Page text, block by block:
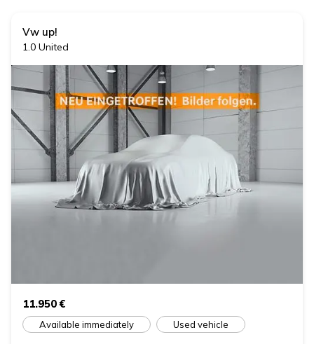
Vw up!
1.0 United
11.950 €
Available immediately Used vehicle